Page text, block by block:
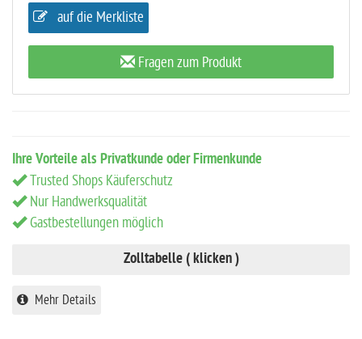
auf die Merkliste
Fragen zum Produkt
Ihre Vorteile als Privatkunde oder Firmenkunde
Trusted Shops Käuferschutz
Nur Handwerksqualität
Gastbestellungen möglich
Zolltabelle ( klicken )
Mehr Details